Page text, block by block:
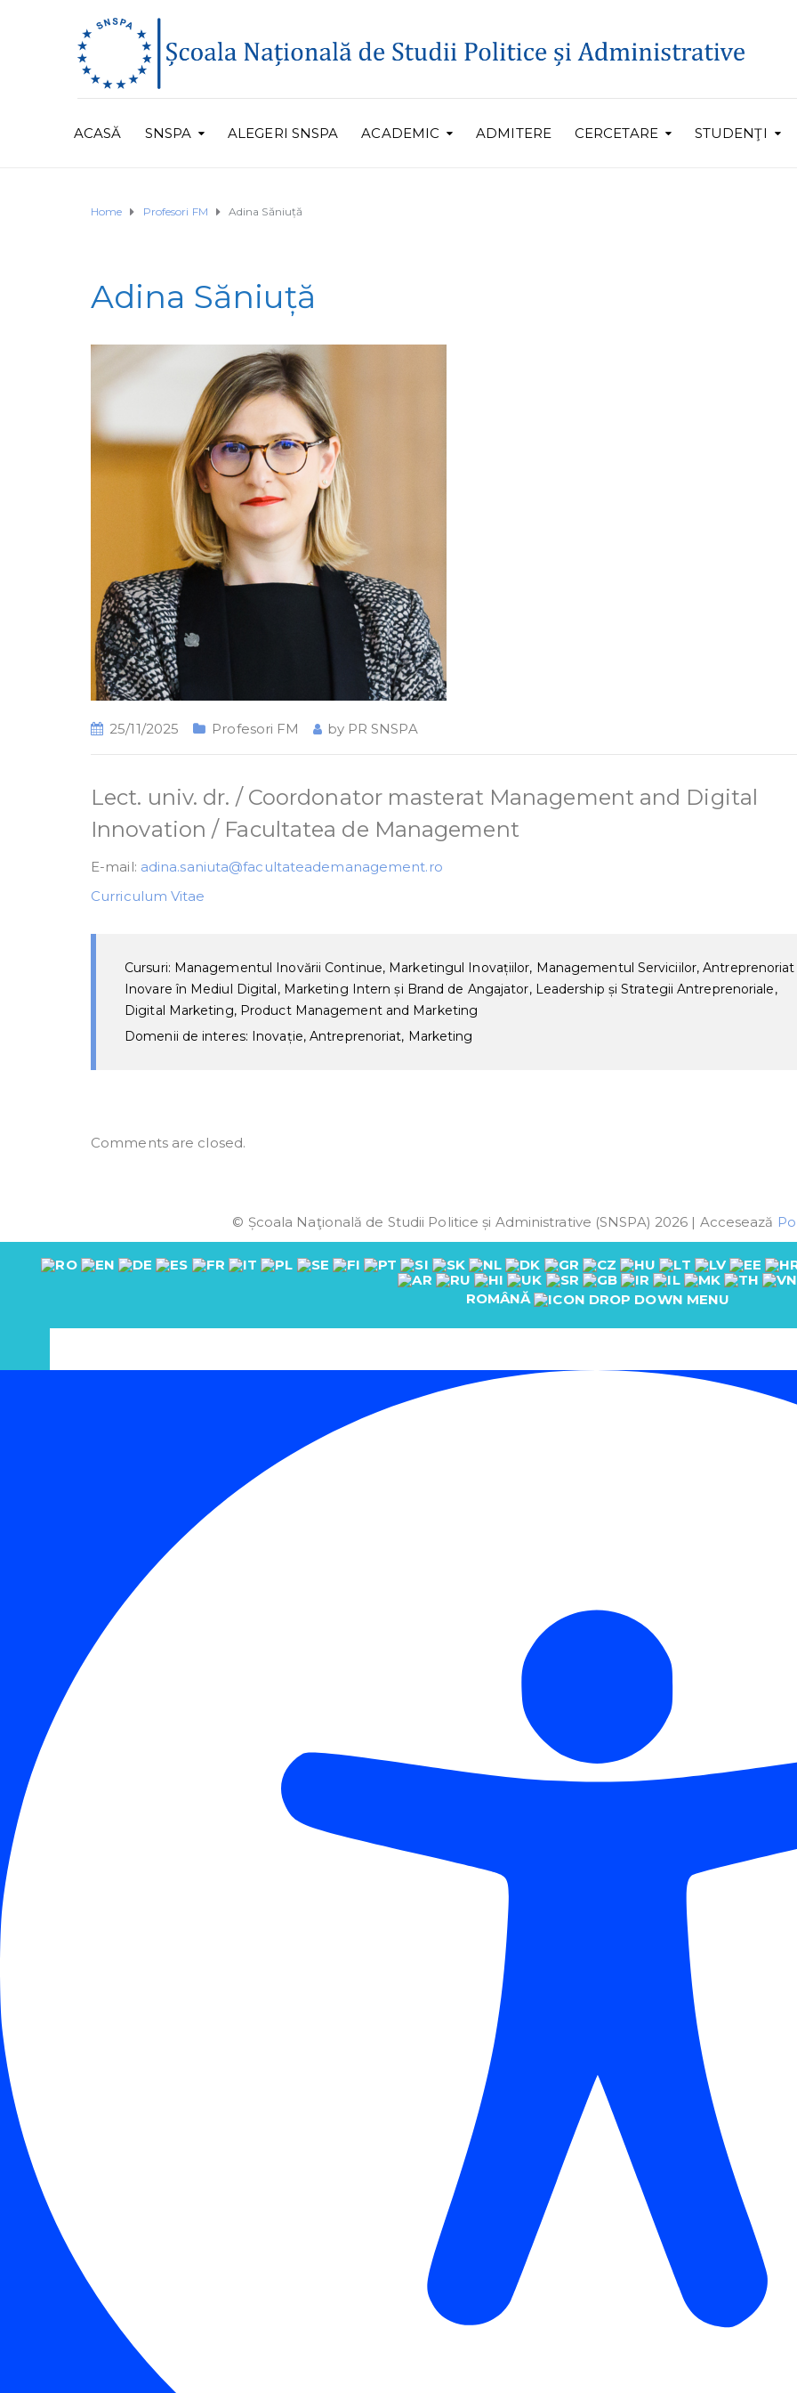
ACASĂ SNSPA ALEGERI SNSPA ACADEMIC ADMITERE CERCETARE STUDENŢI
Home Profesori FM Adina Săniuță
Adina Săniuță
25/11/2025 Profesori FM by PR SNSPA
Lect. univ. dr. / Coordonator masterat Management and Digital
Innovation / Facultatea de Management
E-mail: adina.saniuta@facultateademanagement.ro
Curriculum Vitae
Cursuri: Managementul Inovării Continue, Marketingul Inovațiilor, Managementul Serviciilor, Antreprenoriat
Inovare în Mediul Digital, Marketing Intern și Brand de Angajator, Leadership și Strategii Antreprenoriale,
Digital Marketing, Product Management and Marketing
Domenii de interes: Inovație, Antreprenoriat, Marketing
Comments are closed.
© Școala Naţională de Studii Politice și Administrative (SNSPA) 2026 | Accesează
ROMÂNĂ